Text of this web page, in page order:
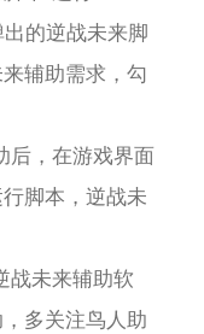
的逆战未来脚
辅助需求，勾
后，在游戏界面
脚本，逆战未
战未来辅助软
多关注鸟人助